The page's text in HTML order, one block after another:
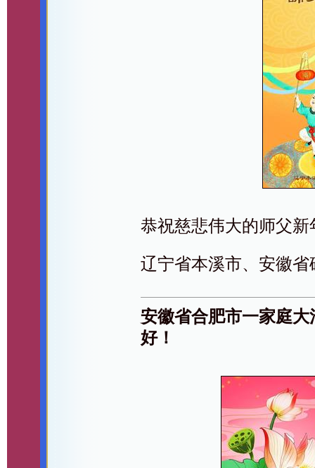
恭祝慈悲伟大的师父
辽宁省本溪市、安徽
安徽省合肥市一家庭
好！